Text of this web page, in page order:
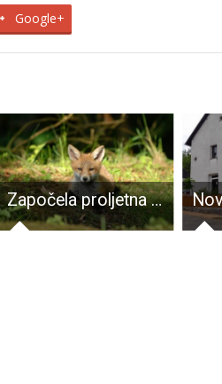
Google+
Započela proljetna oralna vakcinacija lisica